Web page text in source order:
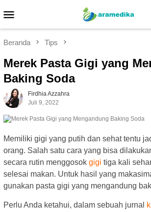
ke
kontenMobile
Beranda Tips
Merek Pasta Gigi yang
Baking Soda
Firdhia Azzahra
Juli 9, 2022
Memiliki gigi yang putih dan sehat tentu
orang. Salah satu cara yang bisa
secara rutin menggosok gigi tiga kali
selesai makan. Untuk hasil yang
gunakan pasta gigi yang mengandung
Perlu Anda ketahui, dalam sebuah jurnal